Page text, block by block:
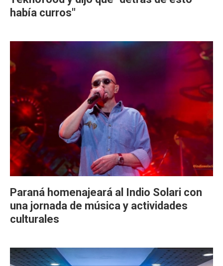
había curros"
Paraná homenajeará al Indio Solari con
una jornada de música y actividades
culturales